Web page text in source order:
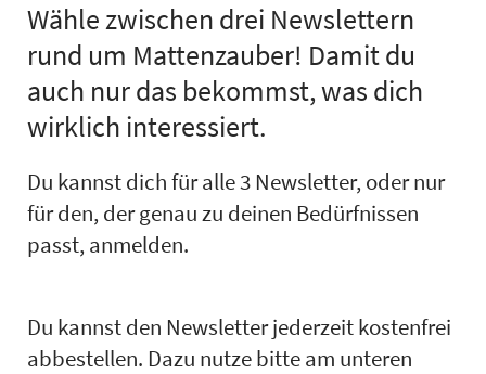
Wähle zwischen drei Newslettern
rund um Mattenzauber! Damit du
auch nur das bekommst, was dich
wirklich interessiert.
Du kannst dich für alle 3 Newsletter, oder nur
für den, der genau zu deinen Bedürfnissen
passt, anmelden.
Du kannst den Newsletter jederzeit kostenfrei
abbestellen. Dazu nutze bitte am unteren